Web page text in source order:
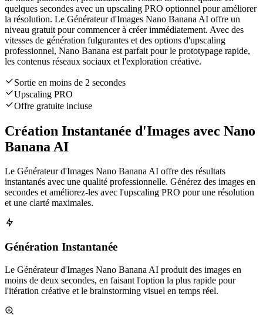
quelques secondes avec un upscaling PRO optionnel pour améliorer
la résolution. Le Générateur d'Images Nano Banana AI offre un
niveau gratuit pour commencer à créer immédiatement. Avec des
vitesses de génération fulgurantes et des options d'upscaling
professionnel, Nano Banana est parfait pour le prototypage rapide,
les contenus réseaux sociaux et l'exploration créative.
Sortie en moins de 2 secondes
Upscaling PRO
Offre gratuite incluse
Création Instantanée d'Images avec Nano
Banana AI
Le Générateur d'Images Nano Banana AI offre des résultats
instantanés avec une qualité professionnelle. Générez des images en
secondes et améliorez-les avec l'upscaling PRO pour une résolution
et une clarté maximales.
Génération Instantanée
Le Générateur d'Images Nano Banana AI produit des images en
moins de deux secondes, en faisant l'option la plus rapide pour
l'itération créative et le brainstorming visuel en temps réel.